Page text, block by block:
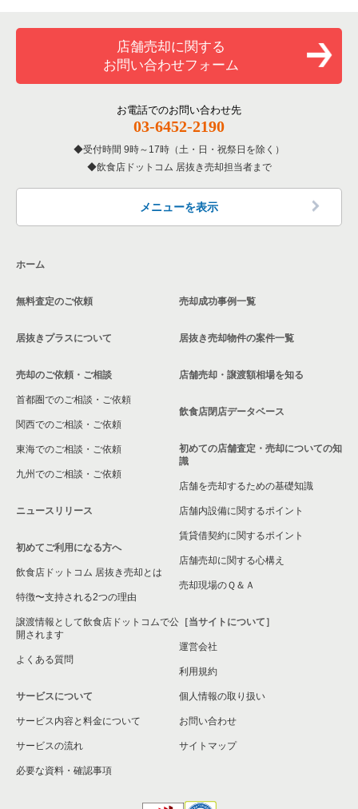
洋食の居抜き売却物件の案件一覧
その他の居抜き売却物件の案件一覧
名古屋市天白区の飲食店の居抜き売却物件の案件一覧
名古屋市南区の飲食店の居抜き売却物件の案件一覧
西春日井郡の飲食店の居抜き売却物件の案件一覧
名古屋市緑区の飲食店の居抜き売却物件の案件一覧
あま市の飲食店の居抜き売却物件の案件一覧
名古屋市港区の飲食店の居抜き売却物件の案件一覧
安城市の飲食店の居抜き売却物件の案件一覧
豊橋市の飲食店の居抜き売却物件の案件一覧
稲沢市の飲食店の居抜き売却物件の案件一覧
小牧市の飲食店の居抜き売却物件の案件一覧
名古屋市熱田区の飲食店の居抜き売却物件の案件一覧
豊田市の飲食店の居抜き売却物件の案件一覧
瀬戸市の飲食店の居抜き売却物件の案件一覧
名古屋市守山区の飲食店の居抜き売却物件の案件一覧
江南市の飲食店の居抜き売却物件の案件一覧
海部郡の飲食店の居抜き売却物件の案件一覧
愛知県のバーの居抜き売却物件の案件一覧
愛知県の居酒屋・ダイニングバーの居抜き売却物件の案件一覧
愛知県の専門料理の居抜き売却物件の案件一覧
愛知県の和食の居抜き売却物件の案件一覧
愛知県の洋食の居抜き売却物件の案件一覧
店舗売却に関する
お問い合わせフォーム
お電話でのお問い合わせ先
03-6452-2190
受付時間 9時～17時（土・日・祝祭日を除く）
飲食店ドットコム 居抜き売却担当者まで
メニューを表示
ホーム
無料査定のご依頼
居抜きプラスについて
売却のご依頼・ご相談
首都圏でのご相談・ご依頼
関西でのご相談・ご依頼
東海でのご相談・ご依頼
九州でのご相談・ご依頼
ニュースリリース
初めてご利用になる方へ
飲食店ドットコム 居抜き売却とは
特徴〜支持される2つの理由
譲渡情報として飲食店ドットコムで公
開されます
よくある質問
サービスについて
サービス内容と料金について
サービスの流れ
必要な資料・確認事項
売却成功事例一覧
居抜き売却物件の案件一覧
店舗売却・譲渡額相場を知る
飲食店閉店データベース
初めての店舗査定・売却についての知
識
店舗を売却するための基礎知識
店舗内設備に関するポイント
賃貸借契約に関するポイント
店舗売却に関する心構え
売却現場のＱ＆Ａ
［当サイトについて］
運営会社
利用規約
個人情報の取り扱い
お問い合わせ
サイトマップ